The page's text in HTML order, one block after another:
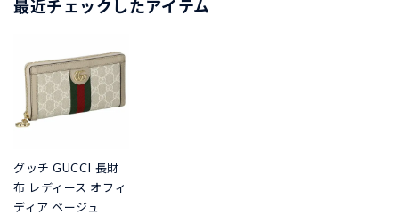
最近チェックしたアイテム
グッチ GUCCI 長財
布 レディース オフィ
ディア ベージュ